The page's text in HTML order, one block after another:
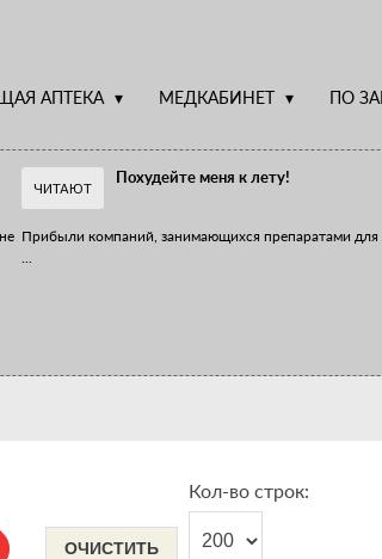
АПТЕКА МЕДКАБИНЕТ ПО
ЧИТАЮТ
Похудейте меня к лету!
Прибыли компаний, занимающихся препаратами
ОЧИСТИТЬ
Кол-во строк: